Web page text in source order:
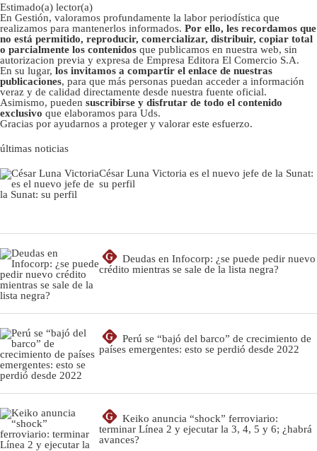
Estimado(a) lector(a)
En Gestión, valoramos profundamente la labor periodística que
realizamos para mantenerlos informados. Por ello, les recordamos que
no está permitido, reproducir, comercializar, distribuir, copiar total
o parcialmente los contenidos que publicamos en nuestra web, sin
autorizacion previa y expresa de Empresa Editora El Comercio S.A.
En su lugar, los invitamos a compartir el enlace de nuestras
publicaciones, para que más personas puedan acceder a información
veraz y de calidad directamente desde nuestra fuente oficial.
Asimismo, pueden suscribirse y disfrutar de todo el contenido
exclusivo que elaboramos para Uds.
Gracias por ayudarnos a proteger y valorar este esfuerzo.
últimas noticias
César Luna Victoria es el nuevo jefe de la Sunat:
su perfil
G
Deudas en Infocorp: ¿se puede pedir nuevo
crédito mientras se sale de la lista negra?
G
Perú se “bajó del barco” de crecimiento de
países emergentes: esto se perdió desde 2022
G
Keiko anuncia “shock” ferroviario:
terminar Línea 2 y ejecutar la 3, 4, 5 y 6; ¿habrá
avances?